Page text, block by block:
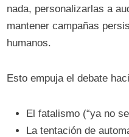
nada, personalizarlas a
mantener campañas
humanos.
Esto empuja el debate
El fatalismo (“ya no
La tentación de